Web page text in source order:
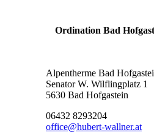
Ordination Bad
Alpentherme Bad
Senator W. Wilflingplatz 1
5630 Bad Hofgastein
06432 8293204
office@hubert-wallner.at